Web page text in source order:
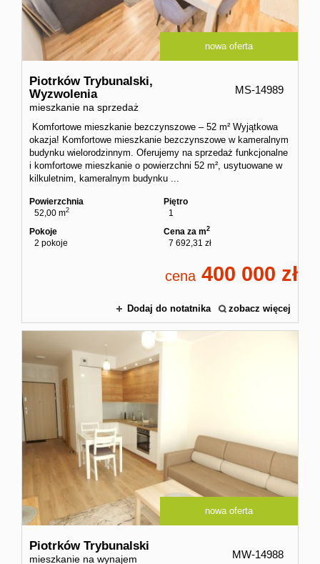
nowa oferta
Piotrków Trybunalski,
Wyzwolenia
mieszkanie na sprzedaż
MS-14989
Komfortowe mieszkanie bezczynszowe – 52 m² Wyjątkowa
okazja! Komfortowe mieszkanie bezczynszowe w kameralnym
budynku wielorodzinnym. Oferujemy na sprzedaż funkcjonalne
i komfortowe mieszkanie o powierzchni 52 m², usytuowane w
kilkuletnim, kameralnym budynku ...
Powierzchnia
52,00 m2
Piętro
1
Pokoje
2 pokoje
Cena za m2
7 692,31 zł
cena 400 000
Dodaj do notatnika zobacz więcej
nowa oferta
Piotrków Trybunalski
mieszkanie na wynajem MW-14988